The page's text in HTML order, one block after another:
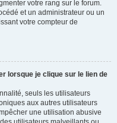
votre rang sur le forum.
et un administrateur ou un
votre compteur de
lorsque je clique sur le lien de
seuls les utilisateurs
aux autres utilisateurs
une utilisation abusive